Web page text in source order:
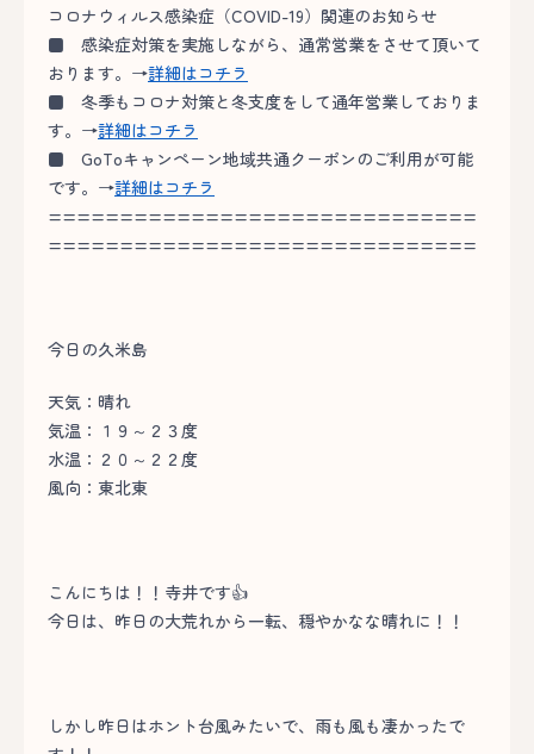
コロナウィルス感染症（COVID-19）関連のお知らせ
■ 感染症対策を実施しながら、通常営業をさせて頂いて
おります。→詳細はコチラ
■ 冬季もコロナ対策と冬支度をして通年営業しておりま
す。→詳細はコチラ
■ GoToキャンペーン地域共通クーポンのご利用が可能
です。→詳細はコチラ
==============================
==============================
今日の久米島
天気：晴れ
気温：１９～２３度
水温：２０～２２度
風向：東北東
こんにちは！！寺井です👍
今日は、昨日の大荒れから一転、穏やかなな晴れに！！
しかし昨日はホント台風みたいで、雨も風も凄かったで